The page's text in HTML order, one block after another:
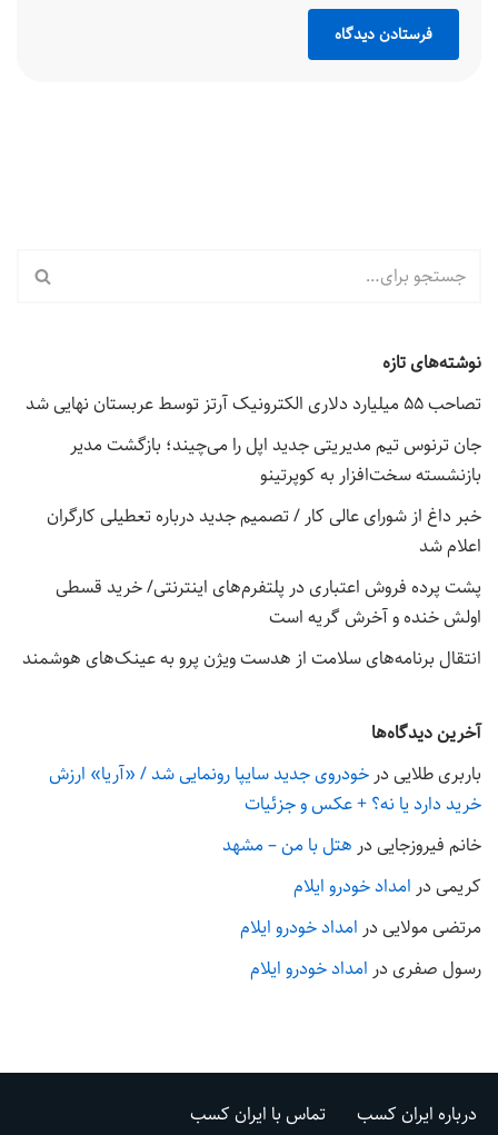
نوشته‌های تازه
تصاحب ۵۵ میلیارد دلاری الکترونیک آرتز توسط عربستان نهایی شد
جان ترنوس تیم مدیریتی جدید اپل را می‌چیند؛ بازگشت مدیر
بازنشسته سخت‌افزار به کوپرتینو
خبر داغ از شورای عالی کار / تصمیم جدید درباره تعطیلی کارگران
اعلام شد
پشت پرده فروش اعتباری در پلتفرم‌های اینترنتی/ خرید قسطی
اولش خنده و آخرش گریه است
انتقال برنامه‌های سلامت از هدست ویژن پرو به عینک‌های هوشمند
آخرین دیدگاه‌ها
باربری طلایی در خودروی جدید سایپا رونمایی شد / «آریا» ارزش
خرید دارد یا نه؟ + عکس و جزئیات
خانم فیروزجایی در هتل با من – مشهد
کریمی در امداد خودرو ایلام
مرتضی مولایی در امداد خودرو ایلام
رسول صفری در امداد خودرو ایلام
درباره ایران کسب تماس با ایران کسب